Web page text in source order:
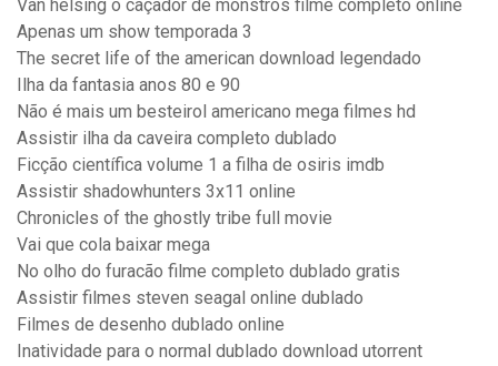
Van helsing o caçador de monstros filme completo online
Apenas um show temporada 3
The secret life of the american download legendado
Ilha da fantasia anos 80 e 90
Não é mais um besteirol americano mega filmes hd
Assistir ilha da caveira completo dublado
Ficção científica volume 1 a filha de osiris imdb
Assistir shadowhunters 3x11 online
Chronicles of the ghostly tribe full movie
Vai que cola baixar mega
No olho do furacão filme completo dublado gratis
Assistir filmes steven seagal online dublado
Filmes de desenho dublado online
Inatividade para o normal dublado download utorrent